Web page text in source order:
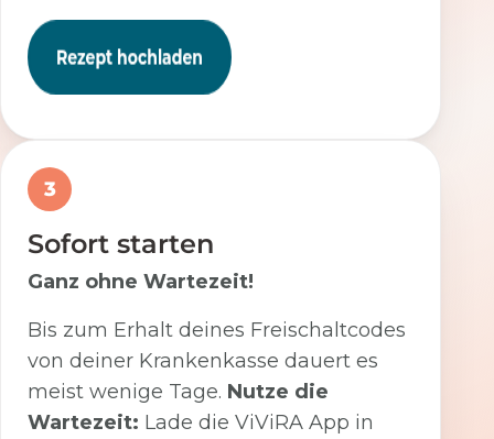
3
Sofort starten
Ganz ohne Wartezeit!
Bis zum Erhalt deines Freischaltcodes
von deiner Krankenkasse dauert es
meist wenige Tage. Nutze die
Wartezeit: Lade die ViViRA App in